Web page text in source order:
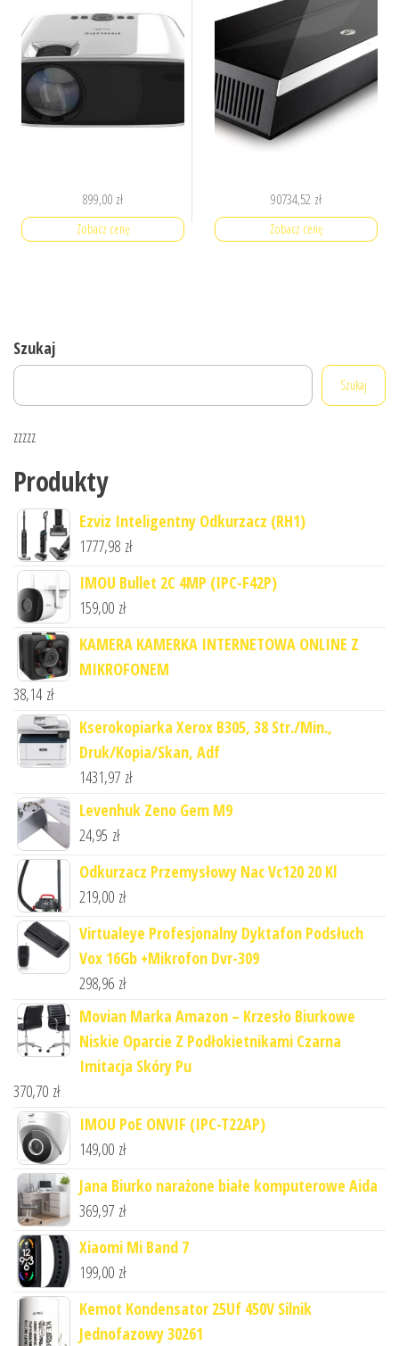
899,00 zł
Zobacz cenę
90734,52 zł
Zobacz cenę
Szukaj
Szukaj
zzzzz
Produkty
Ezviz Inteligentny Odkurzacz (RH1)
1777,98 zł
IMOU Bullet 2C 4MP (IPC-F42P)
159,00 zł
KAMERA KAMERKA INTERNETOWA ONLINE Z
MIKROFONEM
38,14 zł
Kserokopiarka Xerox B305, 38 Str./Min.,
Druk/Kopia/Skan, Adf
1431,97 zł
Levenhuk Zeno Gem M9
24,95 zł
Odkurzacz Przemysłowy Nac Vc120 20 Kl
219,00 zł
Virtualeye Profesjonalny Dyktafon Podsłuch
Vox 16Gb +Mikrofon Dvr-309
298,96 zł
Movian Marka Amazon – Krzesło Biurkowe
Niskie Oparcie Z Podłokietnikami Czarna
Imitacja Skóry Pu
370,70 zł
IMOU PoE ONVIF (IPC-T22AP)
149,00 zł
Jana Biurko narażone białe komputerowe Aida
369,97 zł
Xiaomi Mi Band 7
199,00 zł
Kemot Kondensator 25Uf 450V Silnik
Jednofazowy 30261